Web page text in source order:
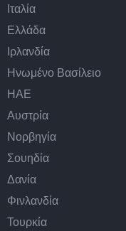
Ιταλία
Ελλάδα
Ιρλανδία
Ηνωμένο Βασίλειο
ΗΑΕ
Αυστρία
Νορβηγία
Σουηδία
Δανία
Φινλανδία
Τουρκία